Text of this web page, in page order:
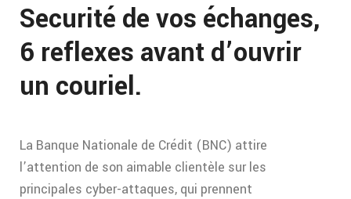
Securité de vos échanges,
6 reflexes avant d’ouvrir
un couriel.
La Banque Nationale de Crédit (BNC) attire
l’attention de son aimable clientèle sur les
principales cyber-attaques, qui prennent